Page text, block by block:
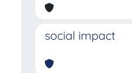
social impact